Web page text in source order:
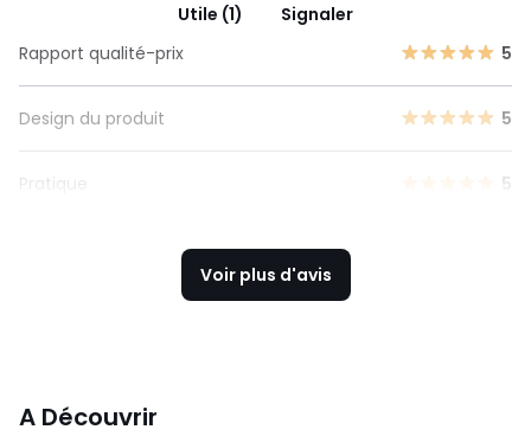
Utile (1)
Signaler
Rapport qualité-prix
5
Design du produit 5
Pratique 5
Voir plus d'avis
A Découvrir